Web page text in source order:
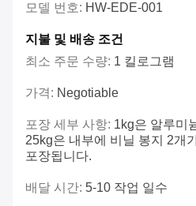
모델 번호: HW-EDE-001
지불 및 배송 조건
최소 주문 수량: 1 킬로그램
가격: Negotiable
포장 세부 사항: 1kg은 알루미
25kg은 내부에 비닐 봉지 2개
포장됩니다.
배달 시간: 5-10 작업 일수